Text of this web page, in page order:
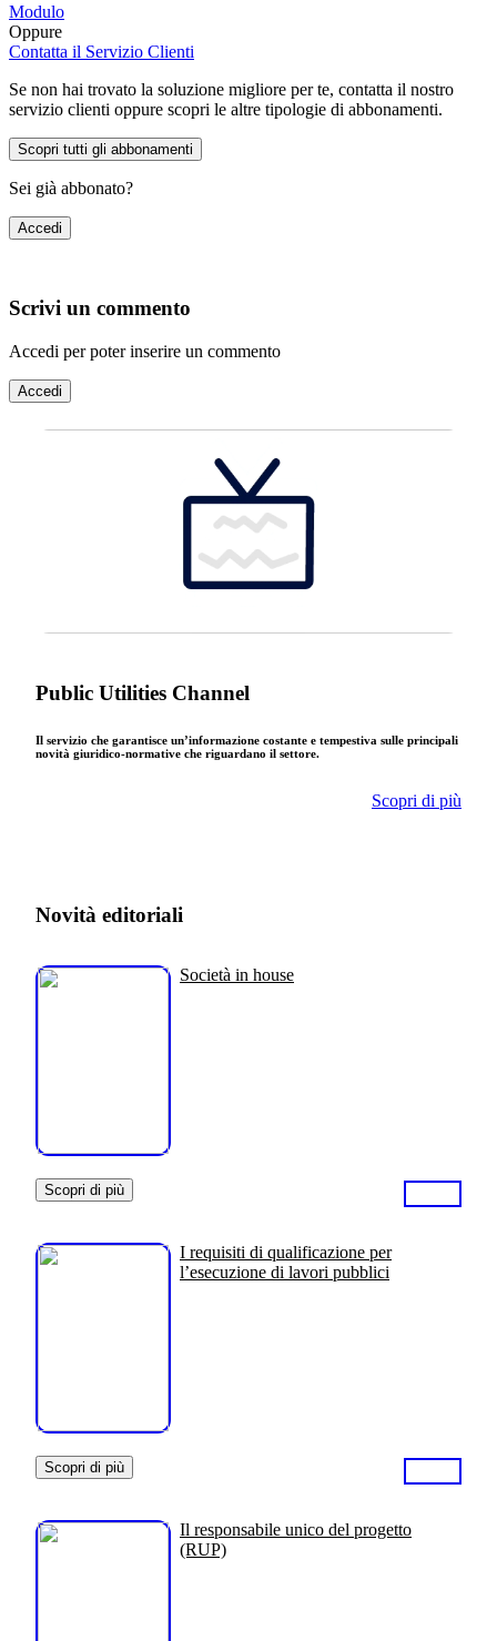
Modulo
Oppure
Contatta il Servizio Clienti
Se non hai trovato la soluzione migliore per te, contatta il nostro
servizio clienti oppure scopri le altre tipologie di abbonamenti.
Scopri tutti gli abbonamenti
Sei già abbonato?
Accedi
Scrivi un commento
Accedi per poter inserire un commento
Accedi
Public Utilities Channel
Il servizio che garantisce un’informazione costante e tempestiva sulle principali
novità giuridico-normative che riguardano il settore.
Scopri di più
Novità editoriali
Società in house
Scopri di più
I requisiti di qualificazione per
l’esecuzione di lavori pubblici
Scopri di più
Il responsabile unico del progetto
(RUP)